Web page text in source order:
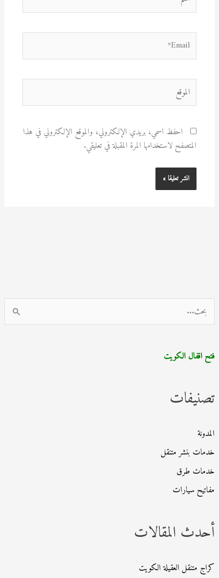
ل
ح
ع
:
فتح اقفال الكويت
تصنيفات
المدونة
خدمات بنشر متنقل
خدمات طرق
مفاتيح سيارات
أحدث المقالات
كراج متنقل العقيلة الكويت
Email*
الموقع
احفظ اسمي، بريدي الإلكتروني، والموقع الإلكتروني في هذا
المتصفح لاستخدامها المرة المقبلة في تعليقي.